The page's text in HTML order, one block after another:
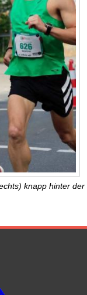
knapp hinter der